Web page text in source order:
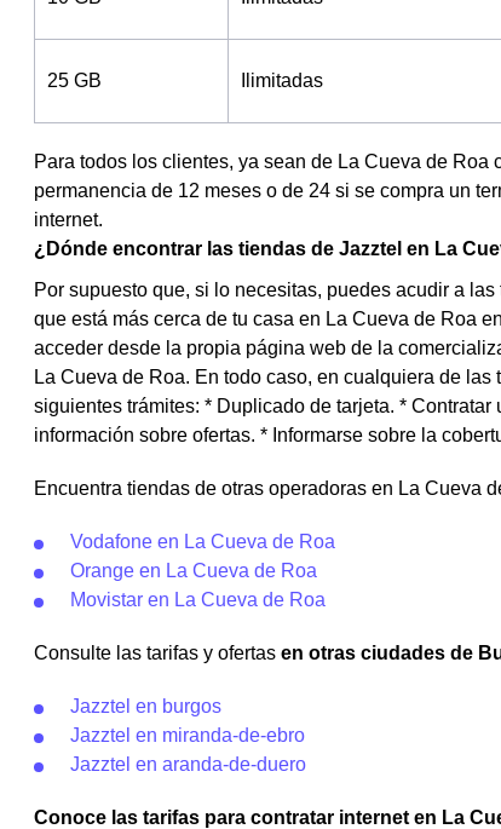
25 GB Ilimitadas
Para todos los clientes, ya sean de La Cueva de
permanencia de 12 meses o de 24 si se compra un
internet.
¿Dónde encontrar las tiendas de Jazztel en La
Por supuesto que, si lo necesitas, puedes acudir a
que está más cerca de tu casa en La Cueva de Roa
acceder desde la propia página web de la
La Cueva de Roa. En todo caso, en cualquiera de
siguientes trámites: * Duplicado de tarjeta. *
información sobre ofertas. * Informarse sobre la
Encuentra tiendas de otras operadoras en La Cueva
Vodafone en La Cueva de Roa
Orange en La Cueva de Roa
Movistar en La Cueva de Roa
Consulte las tarifas y ofertas en otras ciudades de
Jazztel en burgos
Jazztel en miranda-de-ebro
Jazztel en aranda-de-duero
Conoce las tarifas para contratar internet en La